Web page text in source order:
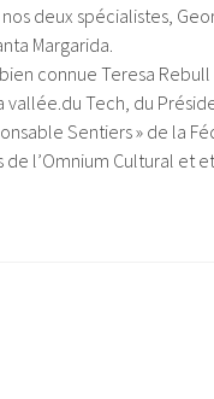
deux spécialistes,
Margarida.
connue Teresa
Tech, du
Sentiers » de la
l’Omnium Cultural et